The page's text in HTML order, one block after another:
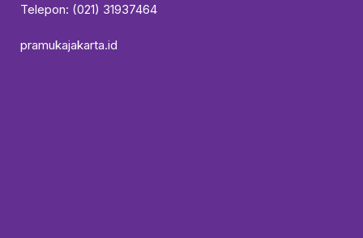
Telepon: (021) 31937464
pramukajakarta.id